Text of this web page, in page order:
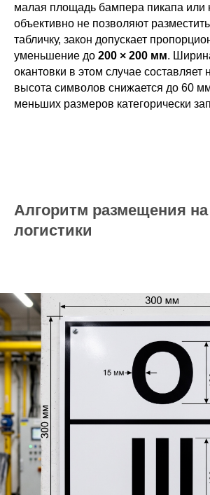
малая площадь бампера пикапа или
объективно не позволяют
табличку, закон допускает
уменьшение до 200 × 200 мм.
окантовки в этом случае
высота символов снижается до 60
меньших размеров категорически
Алгоритм размещения
логистики